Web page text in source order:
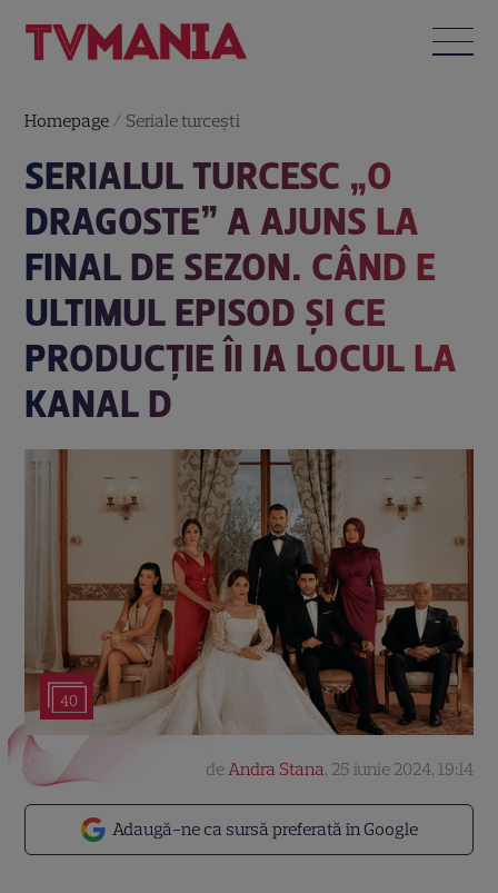
Homepage / Seriale turceşti
SERIALUL TURCESC „O
DRAGOSTE” A AJUNS LA
FINAL DE SEZON. CÂND E
ULTIMUL EPISOD ȘI CE
PRODUCȚIE ÎI IA LOCUL LA
KANAL D
40
Adaugă-ne ca sursă preferată în Google
deAndra Stana, 25 iunie 2024, 19:14